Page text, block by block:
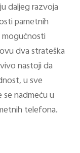
daljeg razvoja
pametnih
mogućnosti
dva strateška
nastoji da
u sve
nadmeću u
telefona.